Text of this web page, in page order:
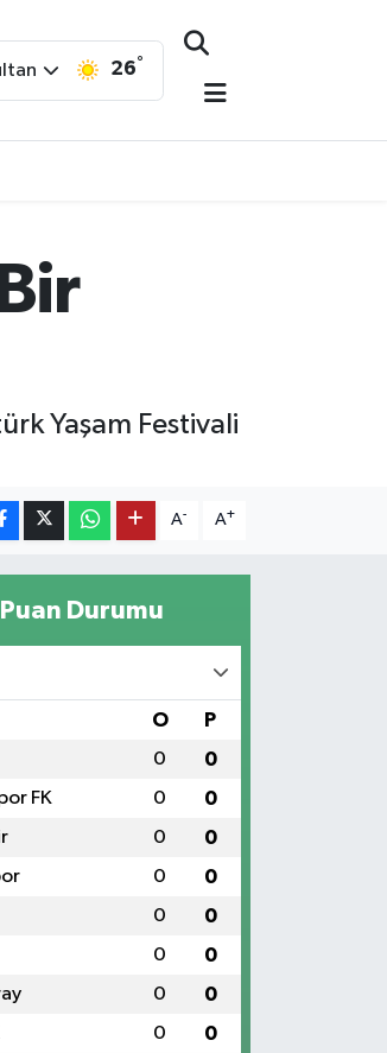
26°
Yaşam Festivali
A- A+
Durumu
O P
0 0
FK 0 0
0 0
0 0
0 0
0 0
0 0
0 0